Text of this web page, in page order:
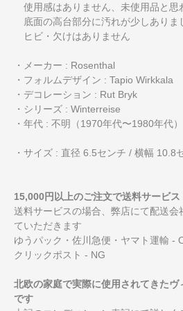
使用感はありません、未使用品と思
底面の高台部分に汚れが少しありま
ヒビ・欠けはありません
・メーカー : Rosenthal
・フォルムデザイン : Tapio Wirkkala
・デコレーション : Rut Bryk
・シリーズ : Winterreise
・年代 : 不明（1970年代〜1980年代）
・サイズ : 直径 6.5センチ / 横幅 10.8
15,000円以上のご注文で送料サービス
送料サービスの場合、弊店にて配送
ていただきます
ゆうパック・佐川急便・ヤマト運輸 -
クリックポスト - NG
北欧の家庭で実際に使用されてきた
です